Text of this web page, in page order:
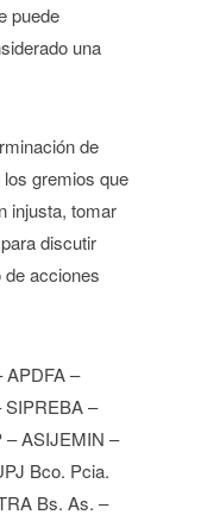
puede
una
de
gremios que
injusta, tomar
discutir
acciones
APDFA –
SIPREBA –
– ASIJEMIN –
Bco. Pcia.
Bs. As. –